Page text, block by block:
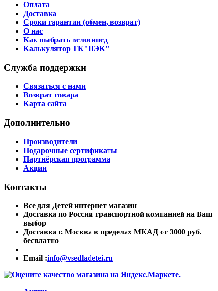
Оплата
Доставка
Сроки гарантии (обмен, возврат)
О нас
Как выбрать велосипед
Калькулятор ТК"ПЭК"
Служба поддержки
Связаться с нами
Возврат товара
Карта сайта
Дополнительно
Производители
Подарочные сертификаты
Партнёрская программа
Акции
Контакты
Все для Детей интернет магазин
Доставка по России транспортной компанией на Ваш
выбор
Доставка г. Москва в пределах МКАД от 3000 руб.
бесплатно
Email :info@vsedladetei.ru